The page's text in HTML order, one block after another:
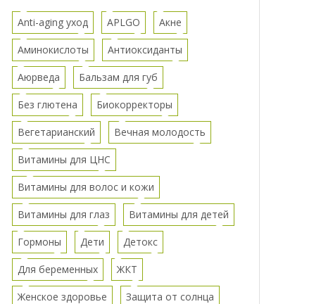
Anti-aging уход APLGO Акне
Аминокислоты Антиоксиданты
Аюрведа Бальзам для губ
Без глютена Биокорректоры
Вегетарианский Вечная молодость
Витамины для ЦНС
Витамины для волос и кожи
Витамины для глаз Витамины для детей
Гормоны Дети Детокс
Для беременных ЖКТ
Женское здоровье Защита от солнца